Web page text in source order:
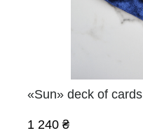
«Sun» deck of cards
1 240 ₴